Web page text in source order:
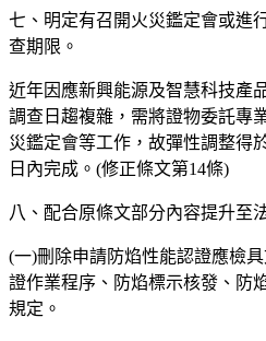
七、明定有召開火災鑑定會或進
查期限。
近年因應新興能源及智慧科技產
調查日趨複雜，需將證物委託專
災鑑定會等工作，故彈性調整得
日內完成。(修正條文第14條)
八、配合原條文部分內容提升至
(一)刪除申請防焰性能認證應檢
證作業程序、防焰標示核發、防
規定。